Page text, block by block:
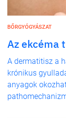
BŐRGYÓGYÁSZAT
Az ekcéma
A dermatitisz a
krónikus
anyagok